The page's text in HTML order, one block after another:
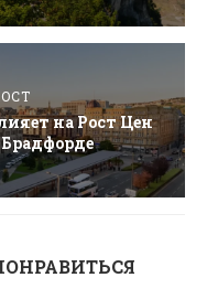
на Рост Цен